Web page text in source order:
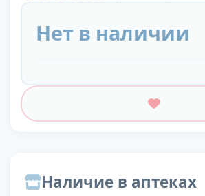
Нет в наличии
Наличие в аптеках